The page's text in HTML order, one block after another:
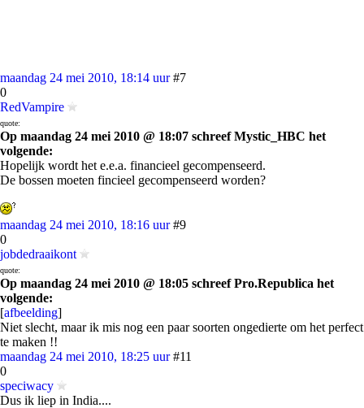
maandag 24 mei 2010, 18:14 uur #7
0
RedVampire
quote:
Op maandag 24 mei 2010 @ 18:07 schreef Mystic_HBC het
volgende:
Hopelijk wordt het e.e.a. financieel gecompenseerd.
De bossen moeten fincieel gecompenseerd worden?
maandag 24 mei 2010, 18:16 uur #9
0
jobdedraaikont
quote:
Op maandag 24 mei 2010 @ 18:05 schreef Pro.Republica het
volgende:
[afbeelding]
Niet slecht, maar ik mis nog een paar soorten ongedierte om het perfect
te maken !!
maandag 24 mei 2010, 18:25 uur #11
0
speciwacy
Dus ik liep in India....